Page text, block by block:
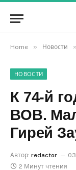
Home » Новости »
НОВОСТИ
К 74-й
ВОВ.
Гирей
Автор: redactor
2 Минут чтения